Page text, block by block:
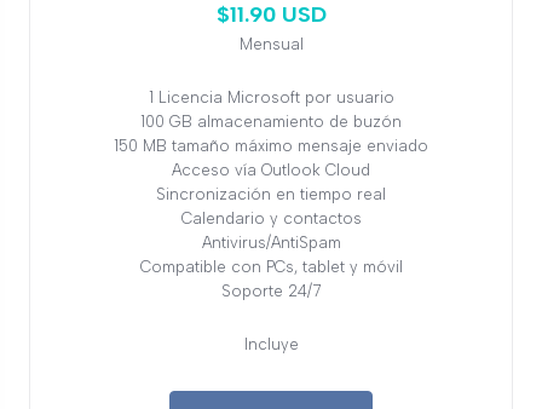
$11.90 USD
Mensual
Incluye
1 Licencia Microsoft por usuario
100 GB almacenamiento de buzón
150 MB tamaño máximo mensaje enviado
Acceso vía Outlook Cloud
Sincronización en tiempo real
Calendario y contactos
Antivirus/AntiSpam
Compatible con PCs, tablet y móvil
Soporte 24/7